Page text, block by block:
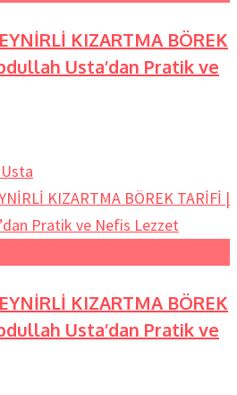
KIZARTMA BÖREK
Usta’dan Pratik ve
KIZARTMA BÖREK
Usta’dan Pratik ve